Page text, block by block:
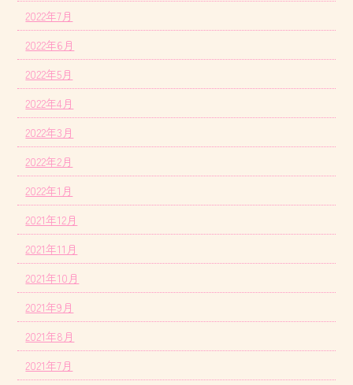
2022年7月
2022年6月
2022年5月
2022年4月
2022年3月
2022年2月
2022年1月
2021年12月
2021年11月
2021年10月
2021年9月
2021年8月
2021年7月